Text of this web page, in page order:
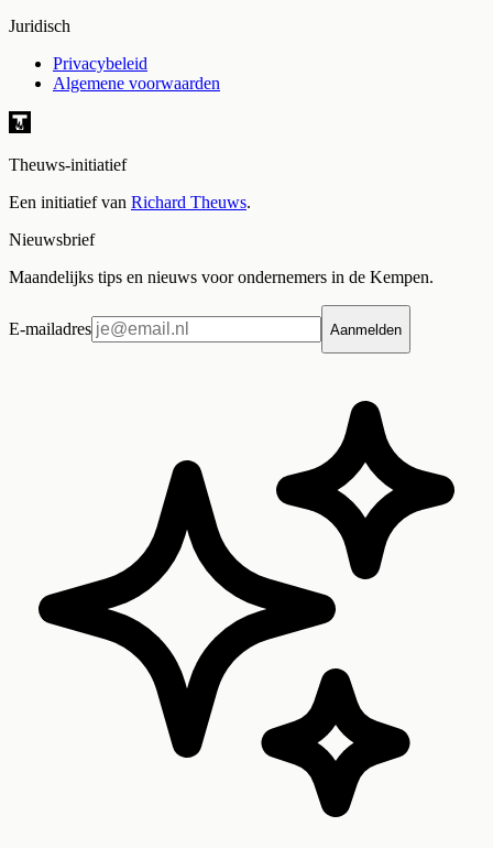
Juridisch
Privacybeleid
Algemene voorwaarden
Theuws-initiatief
Een initiatief van Richard Theuws.
Nieuwsbrief
Maandelijks tips en nieuws voor ondernemers in de Kempen.
E-mailadres Aanmelden